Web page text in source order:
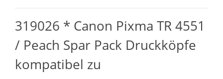
319026 * Canon Pixma TR 4551
/ Peach Spar Pack Druckköpfe
kompatibel zu